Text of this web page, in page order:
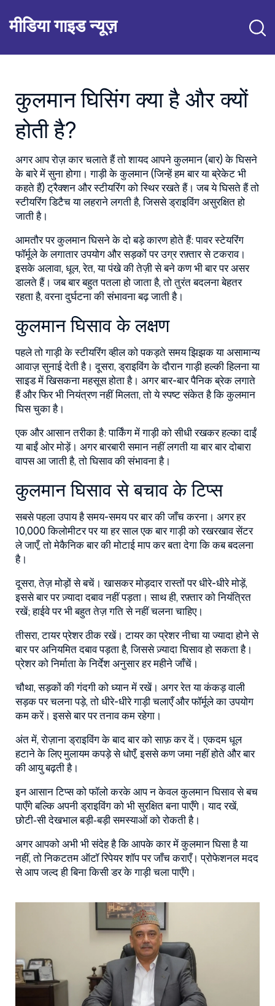
मीडिया गाइड न्यूज़
कुलमान घिसिंग क्या है और क्यों
होती है?
अगर आप रोज़ कार चलाते हैं तो शायद आपने कुलमान (बार) के घिसने
के बारे में सुना होगा। गाड़ी के कुलमान (जिन्हें हम बार या ब्रेकेट भी
कहते हैं) ट्रैक्शन और स्टीयरिंग को स्थिर रखते हैं। जब ये घिसते हैं तो
स्टीयरिंग डिटैच या लहराने लगती है, जिससे ड्राइविंग असुरक्षित हो
जाती है।
आमतौर पर कुलमान घिसने के दो बड़े कारण होते हैं: पावर स्टेयरिंग
फॉर्मूले के लगातार उपयोग और सड़कों पर उग्र रफ़्तार से टकराव।
इसके अलावा, धूल, रेत, या पंखे की तेज़ी से बने कण भी बार पर असर
डालते हैं। जब बार बहुत पतला हो जाता है, तो तुरंत बदलना बेहतर
रहता है, वरना दुर्घटना की संभावना बढ़ जाती है।
कुलमान घिसाव के लक्षण
पहले तो गाड़ी के स्टीयरिंग व्हील को पकड़ते समय झिझक या असामान्य
आवाज़ सुनाई देती है। दूसरा, ड्राइविंग के दौरान गाड़ी हल्की हिलना या
साइड में खिसकना महसूस होता है। अगर बार-बार पैनिक ब्रेक लगाते
हैं और फिर भी नियंत्रण नहीं मिलता, तो ये स्पष्ट संकेत है कि कुलमान
घिस चुका है।
एक और आसान तरीका है: पार्किंग में गाड़ी को सीधी रखकर हल्का दाईं
या बाईं ओर मोड़ें। अगर बारबारी समान नहीं लगती या बार बार दोबारा
वापस आ जाती है, तो घिसाव की संभावना है।
कुलमान घिसाव से बचाव के टिप्स
सबसे पहला उपाय है समय-समय पर बार की जाँच करना। अगर हर
10,000 किलोमीटर पर या हर साल एक बार गाड़ी को रखरखाव सेंटर
ले जाएँ, तो मेकैनिक बार की मोटाई माप कर बता देगा कि कब बदलना
है।
दूसरा, तेज़ मोड़ों से बचें। खासकर मोड़दार रास्तों पर धीरे-धीरे मोड़ें,
इससे बार पर ज़्यादा दबाव नहीं पड़ता। साथ ही, रफ़्तार को नियंत्रित
रखें; हाईवे पर भी बहुत तेज़ गति से नहीं चलना चाहिए।
तीसरा, टायर प्रेशर ठीक रखें। टायर का प्रेशर नीचा या ज्यादा होने से
बार पर अनियमित दबाव पड़ता है, जिससे ज़्यादा घिसाव हो सकता है।
प्रेशर को निर्माता के निर्देश अनुसार हर महीने जाँचें।
चौथा, सड़कों की गंदगी को ध्यान में रखें। अगर रेत या कंकड़ वाली
सड़क पर चलना पड़े, तो धीरे-धीरे गाड़ी चलाएँ और फॉर्मूले का उपयोग
कम करें। इससे बार पर तनाव कम रहेगा।
अंत में, रोज़ाना ड्राइविंग के बाद बार को साफ़ कर दें। एकदम धूल
हटाने के लिए मुलायम कपड़े से धोएँ, इससे कण जमा नहीं होते और बार
की आयु बढ़ती है।
इन आसान टिप्स को फॉलो करके आप न केवल कुलमान घिसाव से बच
पाएँगे बल्कि अपनी ड्राइविंग को भी सुरक्षित बना पाएँगे। याद रखें,
छोटी‑सी देखभाल बड़ी‑बड़ी समस्याओं को रोकती है।
अगर आपको अभी भी संदेह है कि आपके कार में कुलमान घिसा है या
नहीं, तो निकटतम ऑटॉ रिपेयर शॉप पर जाँच कराएँ। प्रोफेशनल मदद
से आप जल्द ही बिना किसी डर के गाड़ी चला पाएँगे।